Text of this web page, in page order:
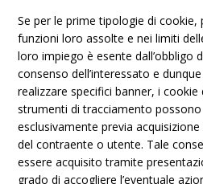
Se per le prime tipologie di cookie,
funzioni loro assolte e nei limiti
loro impiego è esente dall’obbligo
consenso dell’interessato e
realizzare specifici banner, i
strumenti di tracciamento
esclusivamente previa
del contraente o utente. Tale
essere acquisito tramite
grado di accogliere l’eventuale